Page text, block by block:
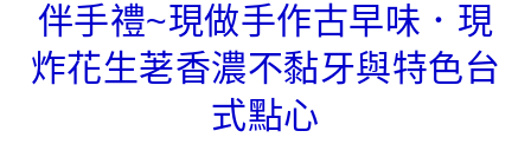
伴手禮~現做手作古早味．現
炸花生荖香濃不黏牙與特色台
式點心